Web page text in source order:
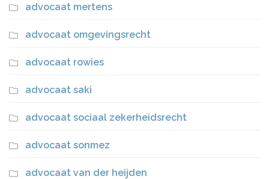
advocaat mertens
advocaat omgevingsrecht
advocaat rowies
advocaat saki
advocaat sociaal zekerheidsrecht
advocaat sonmez
advocaat van der heijden